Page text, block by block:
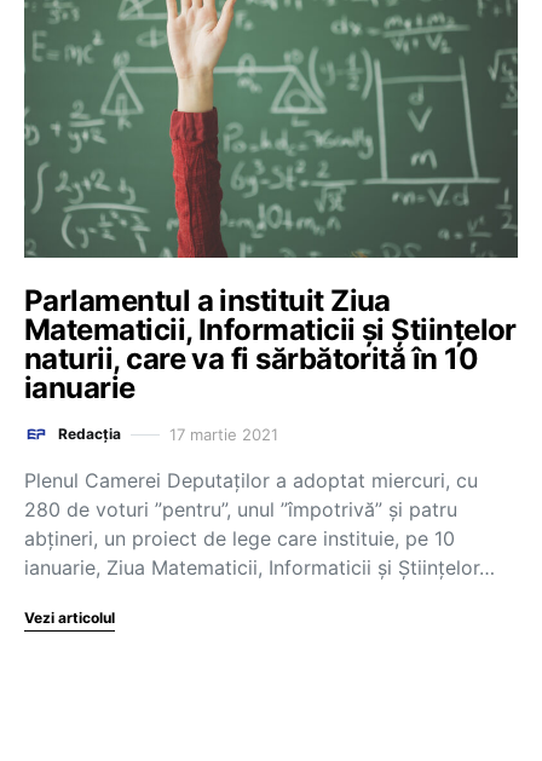
Parlamentul a instituit Ziua
Matematicii, Informaticii și Științelor
naturii, care va fi sărbătorită în 10
ianuarie
Redacția 17 martie 2021
Plenul Camerei Deputaţilor a adoptat miercuri, cu
280 de voturi ”pentru”, unul ”împotrivă” şi patru
abţineri, un proiect de lege care instituie, pe 10
ianuarie, Ziua Matematicii, Informaticii şi Ştiinţelor…
Vezi articolul